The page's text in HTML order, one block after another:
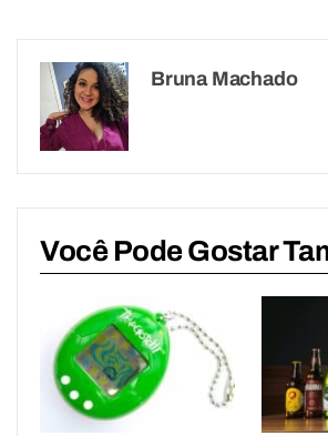
Bruna Machado
Você Pode Gostar